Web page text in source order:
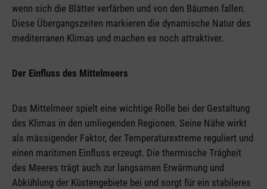
wenn sich die Blätter verfärben und von den Bäumen fallen.
Diese Übergangszeiten markieren die dynamische Natur des
mediterranen Klimas und machen es noch attraktiver.
Der Einfluss des Mittelmeers
Das Mittelmeer spielt eine wichtige Rolle bei der Gestaltung
des Klimas in den umliegenden Regionen. Seine Nähe wirkt
als mässigender Faktor, der Temperaturextreme reguliert und
einen maritimen Einfluss erzeugt. Die thermische Trägheit
des Meeres trägt auch zur langsamen Erwärmung und
Abkühlung der Küstengebiete bei und sorgt für ein stabileres